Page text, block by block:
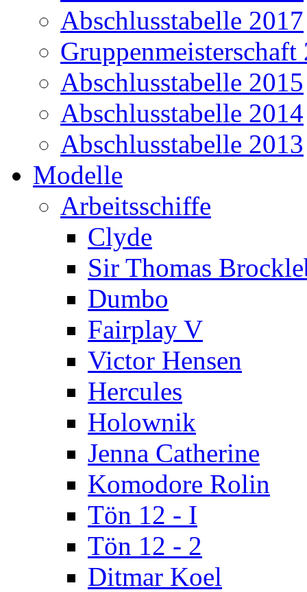
Abschlusstabelle 2017
Gruppenmeisterschaft
Abschlusstabelle 2015
Abschlusstabelle 2014
Abschlusstabelle 2013
Modelle
Arbeitsschiffe
Clyde
Sir Thomas
Dumbo
Fairplay V
Victor Hensen
Hercules
Holownik
Jenna Catherine
Komodore Rolin
Tön 12 - I
Tön 12 - 2
Ditmar Koel